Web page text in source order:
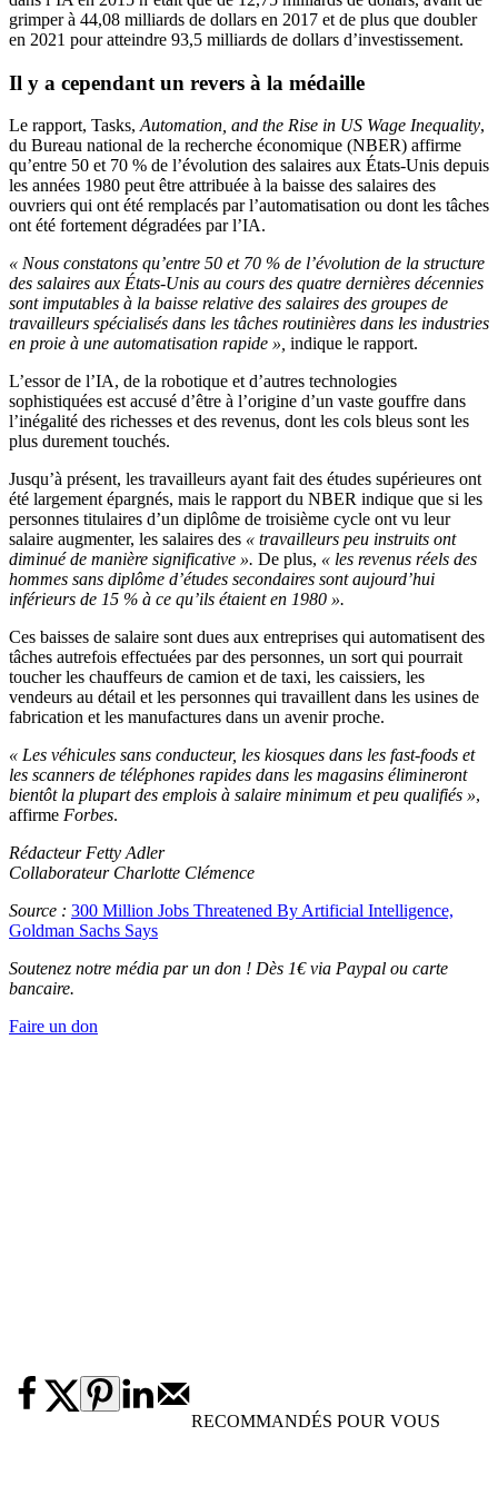
grimper à 44,08 milliards de dollars en 2017 et de plus que doubler
en 2021 pour atteindre 93,5 milliards de dollars d’investissement.
Il y a cependant un revers à la médaille
Le rapport, Tasks, Automation, and the Rise in US Wage Inequality,
du Bureau national de la recherche économique (NBER) affirme
qu’entre 50 et 70 % de l’évolution des salaires aux États-Unis depuis
les années 1980 peut être attribuée à la baisse des salaires des
ouvriers qui ont été remplacés par l’automatisation ou dont les tâches
ont été fortement dégradées par l’IA.
« Nous constatons qu’entre 50 et 70 % de l’évolution de la structure
des salaires aux États-Unis au cours des quatre dernières décennies
sont imputables à la baisse relative des salaires des groupes de
travailleurs spécialisés dans les tâches routinières dans les industries
en proie à une automatisation rapide », indique le rapport.
L’essor de l’IA, de la robotique et d’autres technologies
sophistiquées est accusé d’être à l’origine d’un vaste gouffre dans
l’inégalité des richesses et des revenus, dont les cols bleus sont les
plus durement touchés.
Jusqu’à présent, les travailleurs ayant fait des études supérieures ont
été largement épargnés, mais le rapport du NBER indique que si les
personnes titulaires d’un diplôme de troisième cycle ont vu leur
salaire augmenter, les salaires des « travailleurs peu instruits ont
diminué de manière significative ». De plus, « les revenus réels des
hommes sans diplôme d’études secondaires sont aujourd’hui
inférieurs de 15 % à ce qu’ils étaient en 1980 ».
Ces baisses de salaire sont dues aux entreprises qui automatisent des
tâches autrefois effectuées par des personnes, un sort qui pourrait
toucher les chauffeurs de camion et de taxi, les caissiers, les
vendeurs au détail et les personnes qui travaillent dans les usines de
fabrication et les manufactures dans un avenir proche.
« Les véhicules sans conducteur, les kiosques dans les fast-foods et
les scanners de téléphones rapides dans les magasins élimineront
bientôt la plupart des emplois à salaire minimum et peu qualifiés »,
affirme Forbes.
Rédacteur Fetty Adler
Collaborateur Charlotte Clémence
Source : 300 Million Jobs Threatened By Artificial Intelligence,
Goldman Sachs Says
Soutenez notre média par un don ! Dès 1€ via Paypal ou carte
bancaire.
Faire un don
RECOMMANDÉS POUR VOUS